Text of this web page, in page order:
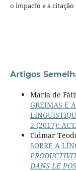
o impacto e a
Artigos
Maria de
GREIMAS E
2 (2017):
Cidmar
SOBRE A
DANS LE